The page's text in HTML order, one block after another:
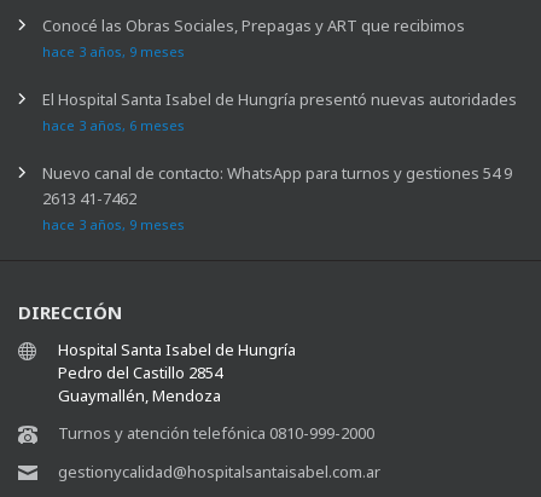
Conocé las Obras Sociales, Prepagas y ART que recibimos
hace 3 años, 9 meses
El Hospital Santa Isabel de Hungría presentó nuevas autoridades
hace 3 años, 6 meses
Nuevo canal de contacto: WhatsApp para turnos y gestiones 54 9
2613 41-7462
hace 3 años, 9 meses
DIRECCIÓN
Hospital Santa Isabel de Hungría
Pedro del Castillo 2854
Guaymallén, Mendoza
Turnos y atención telefónica 0810-999-2000
gestionycalidad@hospitalsantaisabel.com.ar